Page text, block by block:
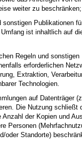
weiter zu
Publikationen
ist inhaltlich auf
Regeln und
erforderlichen
Extraktion,
Technologien.
auf Datenträger
Die Nutzung
der Kopien und
Personen
oder Standorte)